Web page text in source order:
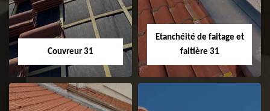
Couvreur 31
Etanchéité de faitage et
faitière 31